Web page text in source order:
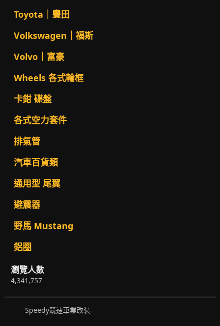
Toyota｜豐田
Volkswagen｜福斯
Volvo｜富豪
Wheels 各式輪框
卡鉗 碟盤
各式空力套件
排氣管
汽車百貨類
通用型 尾翼
避震器
野馬 Mustang
鋁圈
瀏覽人數
4,341,757
Speedy競速車業改裝